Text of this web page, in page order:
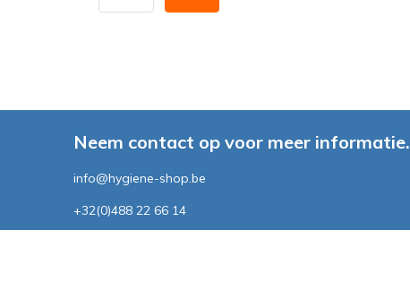
Neem contact op voor meer informatie.
info@hygiene-shop.be
+32(0)488 22 66 14